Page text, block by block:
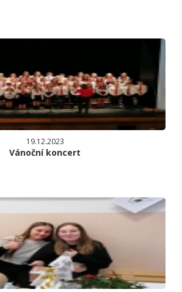
19.12.2023
Vánoční koncert